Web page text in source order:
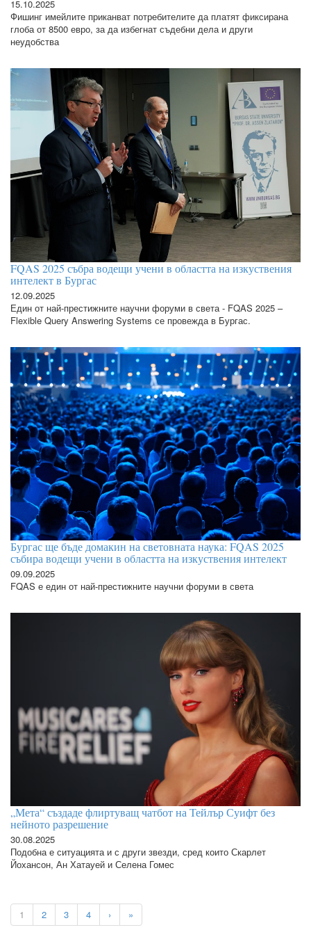
15.10.2025
Фишинг имейлите приканват потребителите да платят фиксирана
глоба от 8500 евро, за да избегнат съдебни дела и други
неудобства
FQAS 2025 събра водещи учени в областта на изкуствения
интелект в Бургас
12.09.2025
Един от най-престижните научни форуми в света - FQAS 2025 –
Flexible Query Answering Systems се провежда в Бургас.
Бургас ще бъде домакин на световната наука: FQAS 2025
събира водещи учени в областта на изкуствения интелект
09.09.2025
FQAS е един от най-престижните научни форуми в света
„Мета“ създаде флиртуващ чатбот на Тейлър Суифт без
нейното разрешение
30.08.2025
Подобна е ситуацията и с други звезди, сред които Скарлет
Йохансон, Ан Хатауей и Селена Гомес
1 2 3 4 › »